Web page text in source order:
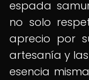
espada
no solo
aprecio por
artesanía y
esencia